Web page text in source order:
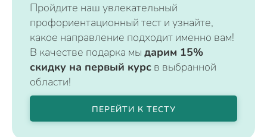
Пройдите наш увлекательный
профориентационный тест и узнайте,
какое направление подходит именно вам!
В качестве подарка мы дарим 15%
скидку на первый курс в выбранной
области!
ПЕРЕЙТИ К ТЕСТУ